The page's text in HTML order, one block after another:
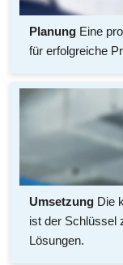
Planung Eine
für erfolgreiche
Umsetzung Die
ist der Schlüssel
Lösungen.